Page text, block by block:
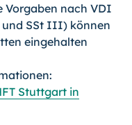
Vorgaben nach VDI
SSt III) können
ein­gehalten
Stuttgart in